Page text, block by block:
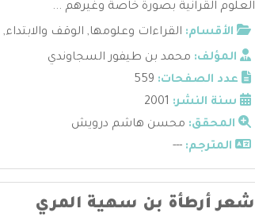
العلوم القرآنية بصورة خاصة وغيرهم ...
الأقسام: القراءات وعلومها, الوقف والابتداء,
المؤلف: محمد بن طيفور السجاوندي
عدد الصفحات:
سنة النشر:
المحقق: محسن هاشم درويش
المترجم: ---
شعر أرطأة بن سهية المري